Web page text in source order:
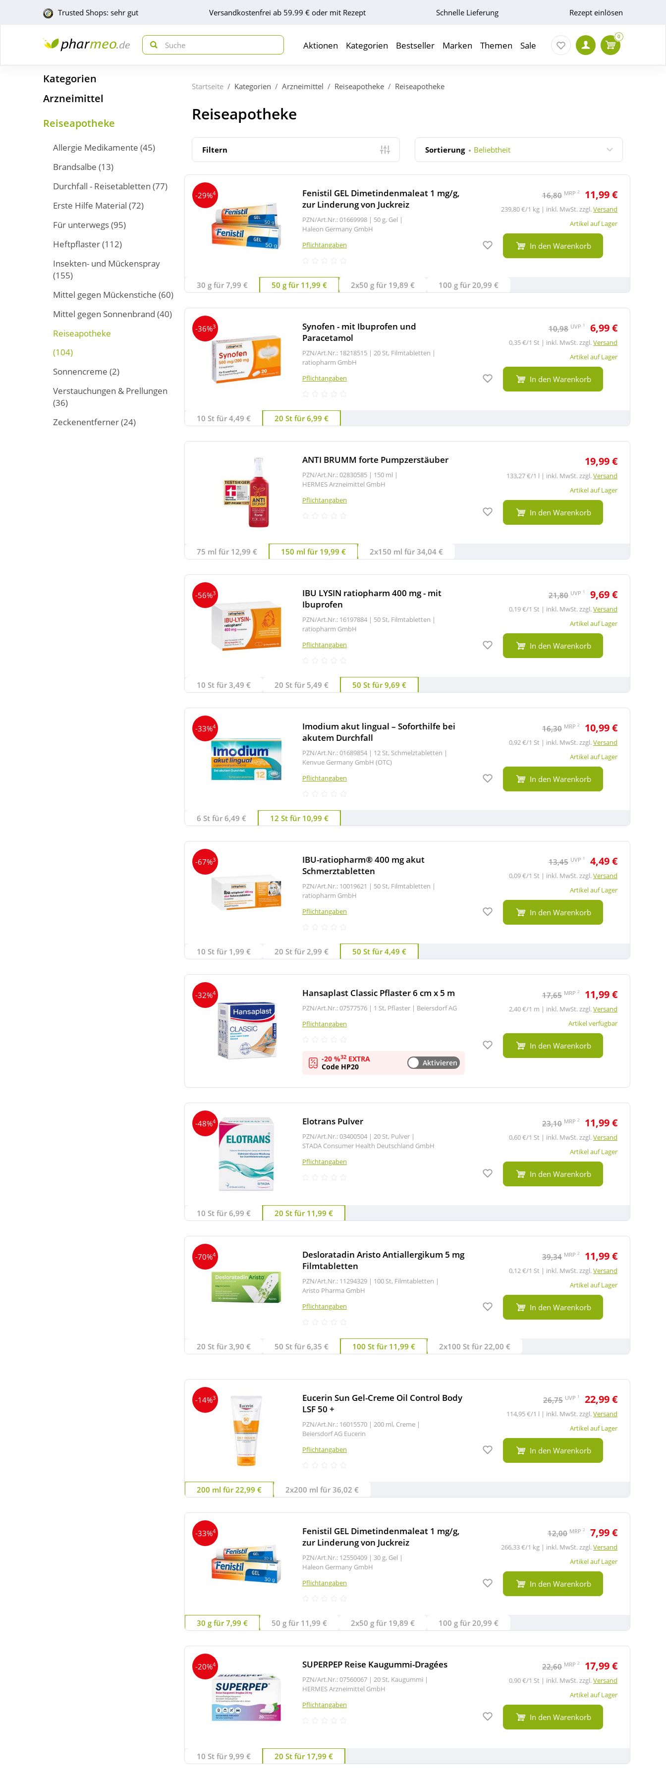
Trusted Shops: sehr gut Versandkostenfrei ab 59.99 € oder mit Rezept Schnelle Lieferung Rezept einlösen
Aktionen Kategorien Bestseller Marken Themen Sale
0
Kategorien
Arzneimittel
Reiseapotheke
Allergie Medikamente (45)
Brandsalbe (13)
Durchfall - Reisetabletten (77)
Erste Hilfe Material (72)
Für unterwegs(95)
Heftpflaster(112)
Insekten- und Mückenspray
(155)
Mittel gegen Mückenstiche (60)
Mittel gegen Sonnenbrand (40)
Reiseapotheke
(104)
Sonnencreme (2)
Verstauchungen & Prellungen
(36)
Zeckenentferner(24)
Startseite Kategorien Arzneimittel Reiseapotheke Reiseapotheke
Reiseapotheke
Filtern Sortierung Beliebtheit
-29%4
Fenistil GEL Dimetindenmaleat 1 mg/g,
zur Linderung von Juckreiz
PZN/Art.Nr.: 01669998 | 50 g, Gel |
Haleon Germany GmbH
Pflichtangaben
16,80 MRP 2 11,99 €
239,80 €/1 kg | inkl. MwSt. zzgl.Versand
Artikel auf Lager
Auf den Merkzettel
In den Warenkorb
30 g für 7,99 € 50 g für 11,99 € 2x50 g für 19,89 € 100 g für 20,99 €
-36%3
Synofen - mit Ibuprofen und
Paracetamol
PZN/Art.Nr.: 18218515 | 20 St, Filmtabletten |
ratiopharm GmbH
Pflichtangaben
10,98 UVP 1 6,99 €
0,35 €/1 St | inkl. MwSt. zzgl.Versand
Artikel auf Lager
Auf den Merkzettel
In den Warenkorb
10 St für 4,49 € 20 St für 6,99 €
ANTI BRUMM forte Pumpzerstäuber
PZN/Art.Nr.: 02830585 | 150 ml |
HERMES Arzneimittel GmbH
Pflichtangaben
19,99 €
133,27 €/1 l | inkl. MwSt. zzgl.Versand
Artikel auf Lager
Auf den Merkzettel
In den Warenkorb
75 ml für 12,99 € 150 ml für 19,99 € 2x150 ml für 34,04 €
-56%3
IBU LYSIN ratiopharm 400 mg - mit
Ibuprofen
PZN/Art.Nr.: 16197884 | 50 St, Filmtabletten |
ratiopharm GmbH
Pflichtangaben
21,80 UVP 1 9,69 €
0,19 €/1 St | inkl. MwSt. zzgl.Versand
Artikel auf Lager
Auf den Merkzettel
In den Warenkorb
10 St für 3,49 € 20 St für 5,49 € 50 St für 9,69 €
-33%4
Imodium akut lingual – Soforthilfe bei
akutem Durchfall
PZN/Art.Nr.: 01689854 | 12 St, Schmelztabletten |
Kenvue Germany GmbH (OTC)
Pflichtangaben
16,30 MRP 2 10,99 €
0,92 €/1 St | inkl. MwSt. zzgl.Versand
Artikel auf Lager
Auf den Merkzettel
In den Warenkorb
6 St für 6,49 € 12 St für 10,99 €
-67%3
IBU-ratiopharm® 400 mg akut
Schmerztabletten
PZN/Art.Nr.: 10019621 | 50 St, Filmtabletten |
ratiopharm GmbH
Pflichtangaben
13,45 UVP 1 4,49 €
0,09 €/1 St | inkl. MwSt. zzgl.Versand
Artikel auf Lager
Auf den Merkzettel
In den Warenkorb
10 St für 1,99 € 20 St für 2,99 € 50 St für 4,49 €
-32%4 Hansaplast Classic Pflaster 6 cm x 5 m
PZN/Art.Nr.: 07577576 | 1 St, Pflaster | Beiersdorf AG
Pflichtangaben
-20 %32 EXTRA
Code HP20
Aktivieren
17,65 MRP 2 11,99 €
2,40 €/1 m | inkl. MwSt. zzgl.Versand
Artikel verfügbar
Auf den Merkzettel
In den Warenkorb
-48%4 Elotrans Pulver
PZN/Art.Nr.: 03400504 | 20 St, Pulver |
STADA Consumer Health Deutschland GmbH
Pflichtangaben
23,10 MRP 2 11,99 €
0,60 €/1 St | inkl. MwSt. zzgl.Versand
Artikel auf Lager
Auf den Merkzettel
In den Warenkorb
10 St für 6,99 € 20 St für 11,99 €
-70%4
Desloratadin Aristo Antiallergikum 5 mg
Filmtabletten
PZN/Art.Nr.: 11294329 | 100 St, Filmtabletten |
Aristo Pharma GmbH
Pflichtangaben
39,34 MRP 2 11,99 €
0,12 €/1 St | inkl. MwSt. zzgl.Versand
Artikel auf Lager
Auf den Merkzettel
In den Warenkorb
20 St für 3,90 € 50 St für 6,35 € 100 St für 11,99 € 2x100 St für 22,00 €
-14%3
Eucerin Sun Gel-Creme Oil Control Body
LSF 50 +
PZN/Art.Nr.: 16015570 | 200 ml, Creme |
Beiersdorf AG Eucerin
Pflichtangaben
26,75 UVP 1 22,99 €
114,95 €/1 l | inkl. MwSt. zzgl.Versand
Artikel auf Lager
Auf den Merkzettel
In den Warenkorb
200 ml für 22,99 € 2x200 ml für 36,02 €
-33%4
Fenistil GEL Dimetindenmaleat 1 mg/g,
zur Linderung von Juckreiz
PZN/Art.Nr.: 12550409 | 30 g, Gel |
Haleon Germany GmbH
Pflichtangaben
12,00 MRP 2 7,99 €
266,33 €/1 kg | inkl. MwSt. zzgl.Versand
Artikel auf Lager
Auf den Merkzettel
In den Warenkorb
30 g für 7,99 € 50 g für 11,99 € 2x50 g für 19,89 € 100 g für 20,99 €
-20%4 SUPERPEP Reise Kaugummi-Dragées
PZN/Art.Nr.: 07560067 | 20 St, Kaugummi |
HERMES Arzneimittel GmbH
Pflichtangaben
22,60 MRP 2 17,99 €
0,90 €/1 St | inkl. MwSt. zzgl.Versand
Artikel auf Lager
Auf den Merkzettel
In den Warenkorb
10 St für 9,99 € 20 St für 17,99 €